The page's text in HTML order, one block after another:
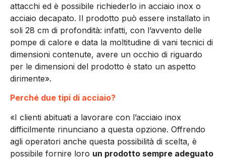
attacchi ed è possibile richiederlo in acciaio inox o
acciaio decapato. Il prodotto può essere installato in
soli 28 cm di profondità: infatti, con l’avvento delle
pompe di calore e data la moltitudine di vani tecnici di
dimensioni contenute, avere un occhio di riguardo
per le dimensioni del prodotto è stato un aspetto
dirimente».
Perché due tipi di acciaio?
«I clienti abituati a lavorare con l’acciaio inox
difficilmente rinunciano a questa opzione. Offrendo
agli operatori anche questa possibilità di scelta, è
possibile fornire loro un prodotto sempre adeguato